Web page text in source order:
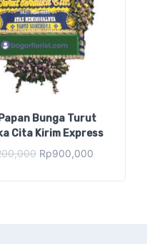
Bunga Turut
Cita Kirim Express
Original
Rp900,000